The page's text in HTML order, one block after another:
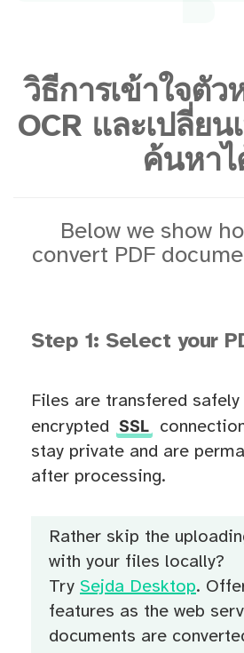
วิธีการเข้าใจตัว
OCR และเปลี่ยน
ค้นหาไ
Below we show
convert PDF
Step 1: Select your
Files are transfered safely
encrypted SSL
stay private and are
after processing.
Rather skip the
with your files locally?
Try Sejda Desktop.
features as the web
documents are